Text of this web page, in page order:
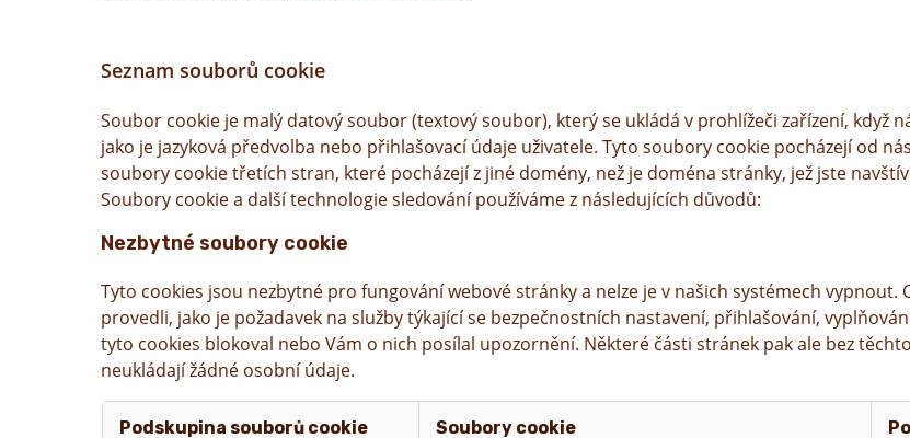
Seznam souborů cookie
Soubor cookie je malý datový soubor (textový soubor), který se ukládá v prohlížeči zařízení, když
jako je jazyková předvolba nebo přihlašovací údaje uživatele. Tyto soubory cookie pocházejí od
soubory cookie třetích stran, které pocházejí z jiné domény, než je doména stránky, jež jste
Soubory cookie a další technologie sledování používáme z následujících důvodů:
Nezbytné soubory cookie
Tyto cookies jsou nezbytné pro fungování webové stránky a nelze je v našich systémech vypnout.
provedli, jako je požadavek na služby týkající se bezpečnostních nastavení, přihlašování,
tyto cookies blokoval nebo Vám o nich posílal upozornění. Některé části stránek pak ale bez
neukládají žádné osobní údaje.
Podskupina souborů cookie Soubory cookie